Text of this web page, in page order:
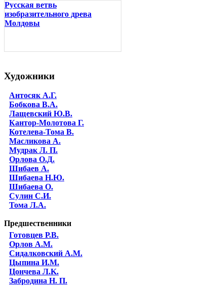
Русская ветвь
изобразительного древа
Молдовы
Художники
Антосяк А.Г.
Бобкова В.А.
Лащевский Ю.В.
Кантор-Молотова Г.
Котелева-Тома В.
Масликова А.
Мудрак Л. П.
Орлова О.Д.
Шибаев А.
Шибаева Н.Ю.
Шибаева O.
Сулин С.И.
Тома Л.А.
Предшественники
Готовцев Р.В.
Орлов А.М.
Сидалковский А.М.
Цыпина И.М.
Цончева Л.K.
Забродина Н. П.